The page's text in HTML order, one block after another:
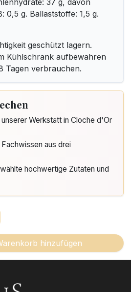
37 g, davon
0,5 g. Ballaststoffe: 1,5 g.
geschützt lagern.
Kühlschrank aufbewahren
Tagen verbrauchen.
Werkstatt in Cloche d'Or
aus drei
hochwertige Zutaten und
hinzufügen